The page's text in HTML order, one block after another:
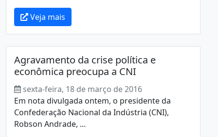
Veja mais
Agravamento da crise política e
econômica preocupa a CNI
sexta-feira, 18 de março de 2016
Em nota divulgada ontem, o presidente da
Confederação Nacional da Indústria (CNI),
Robson Andrade, ...